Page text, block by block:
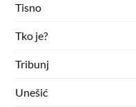
Tisno
Tko je?
Tribunj
Unešić